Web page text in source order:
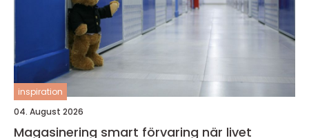
inspiration
04. August 2026
Magasinering smart förvaring när livet